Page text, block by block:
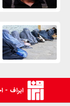
ایراف -